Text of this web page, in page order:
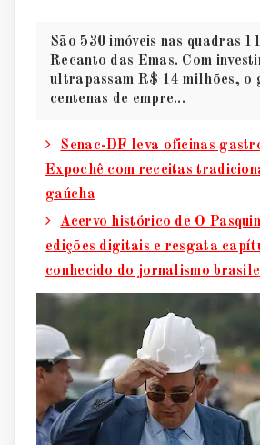
São 530 imóveis nas quadras
Recanto das Emas. Com
ultrapassam R$ 14 milhões, o
centenas de empre...
Senac-DF leva oficinas
Expochê com receitas
gaúcha
Acervo histórico de O
edições digitais e resgata
conhecido do jornalismo